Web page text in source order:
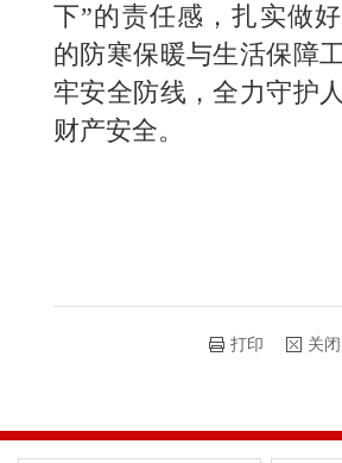
下”的责任感，扎实做
的防寒保暖与生活保障
牢安全防线，全力守护
财产安全。
打印 关闭